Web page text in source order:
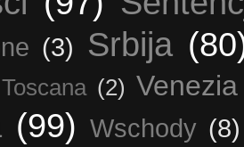
(3) Srbija
Toscana (2) Venezia
(99) Wschody (8)